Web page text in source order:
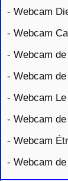
- Webcam
- Webcam
- Webcam
- Webcam
- Webcam
- Webcam
- Webcam
- Webcam